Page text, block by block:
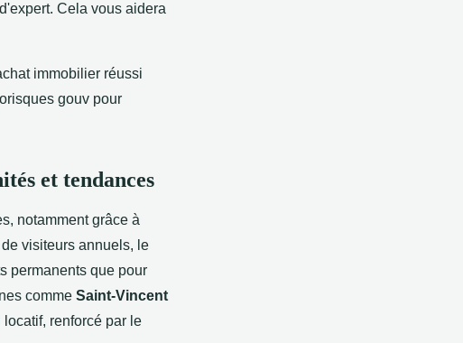
Cela vous aidera
immobilier réussi
gouv pour
et tendances
notamment grâce à
visiteurs annuels, le
permanents que pour
comme Saint-Vincent
renforcé par le